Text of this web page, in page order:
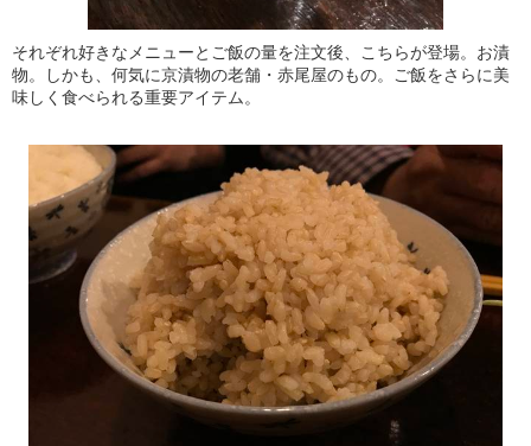
それぞれ好きなメニューとご飯の量を注文後、こちらが登場。お漬
物。しかも、何気に京漬物の老舗・赤尾屋のもの。ご飯をさらに美
味しく食べられる重要アイテム。